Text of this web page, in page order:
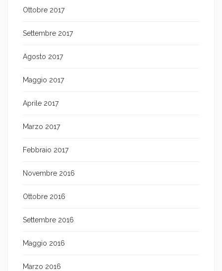
Ottobre 2017
Settembre 2017
Agosto 2017
Maggio 2017
Aprile 2017
Marzo 2017
Febbraio 2017
Novembre 2016
Ottobre 2016
Settembre 2016
Maggio 2016
Marzo 2016